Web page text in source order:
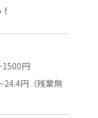
円
円（残業無